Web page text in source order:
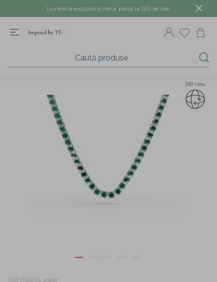
Livrare la easybox și retur până la 120 de zile.
360 view
COD PRODUS 179827